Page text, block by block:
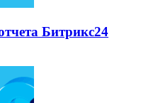
Битрикс24